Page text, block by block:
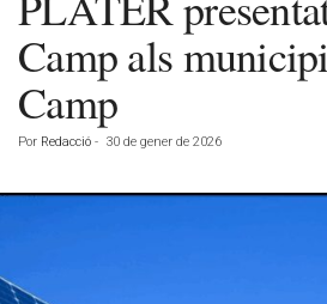
Camp als
Camp
Por Redacció - 30 de gener de 2026